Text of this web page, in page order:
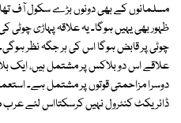
مسلمانوں کے بھی دونوں بڑے سکول آف
ظہور بھی یہیں ہوگا۔ یہ علاقہ پہاڑی
چوٹی پر قابض ہوگا اس کی ہر جگہ نظر
علاقے اس دو بلاکس پر مشتمل ہیں، ایک
دوسرا مزاحمتی قوتوں پر مشتمل ہے۔
ڈائریکٹ کنٹرول نہیں کرسکتااس لئے